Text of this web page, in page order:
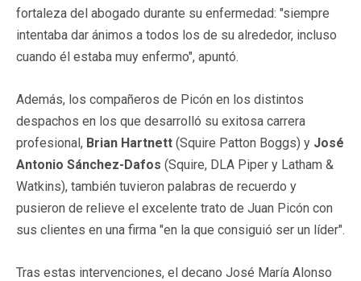
fortaleza del abogado durante su enfermedad: "siempre
intentaba dar ánimos a todos los de su alrededor, incluso
cuando él estaba muy enfermo", apuntó.
Además, los compañeros de Picón en los distintos
despachos en los que desarrolló su exitosa carrera
profesional, Brian Hartnett (Squire Patton Boggs) y José
Antonio Sánchez-Dafos (Squire, DLA Piper y Latham &
Watkins), también tuvieron palabras de recuerdo y
pusieron de relieve el excelente trato de Juan Picón con
sus clientes en una firma "en la que consiguió ser un líder".
Tras estas intervenciones, el decano José María Alonso